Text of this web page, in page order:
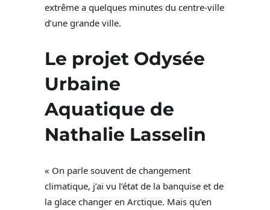
extrême a quelques minutes du centre-ville
d’une grande ville.
Le projet Odysée
Urbaine
Aquatique de
Nathalie Lasselin
« On parle souvent de changement
climatique, j’ai vu l’état de la banquise et de
la glace changer en Arctique. Mais qu’en